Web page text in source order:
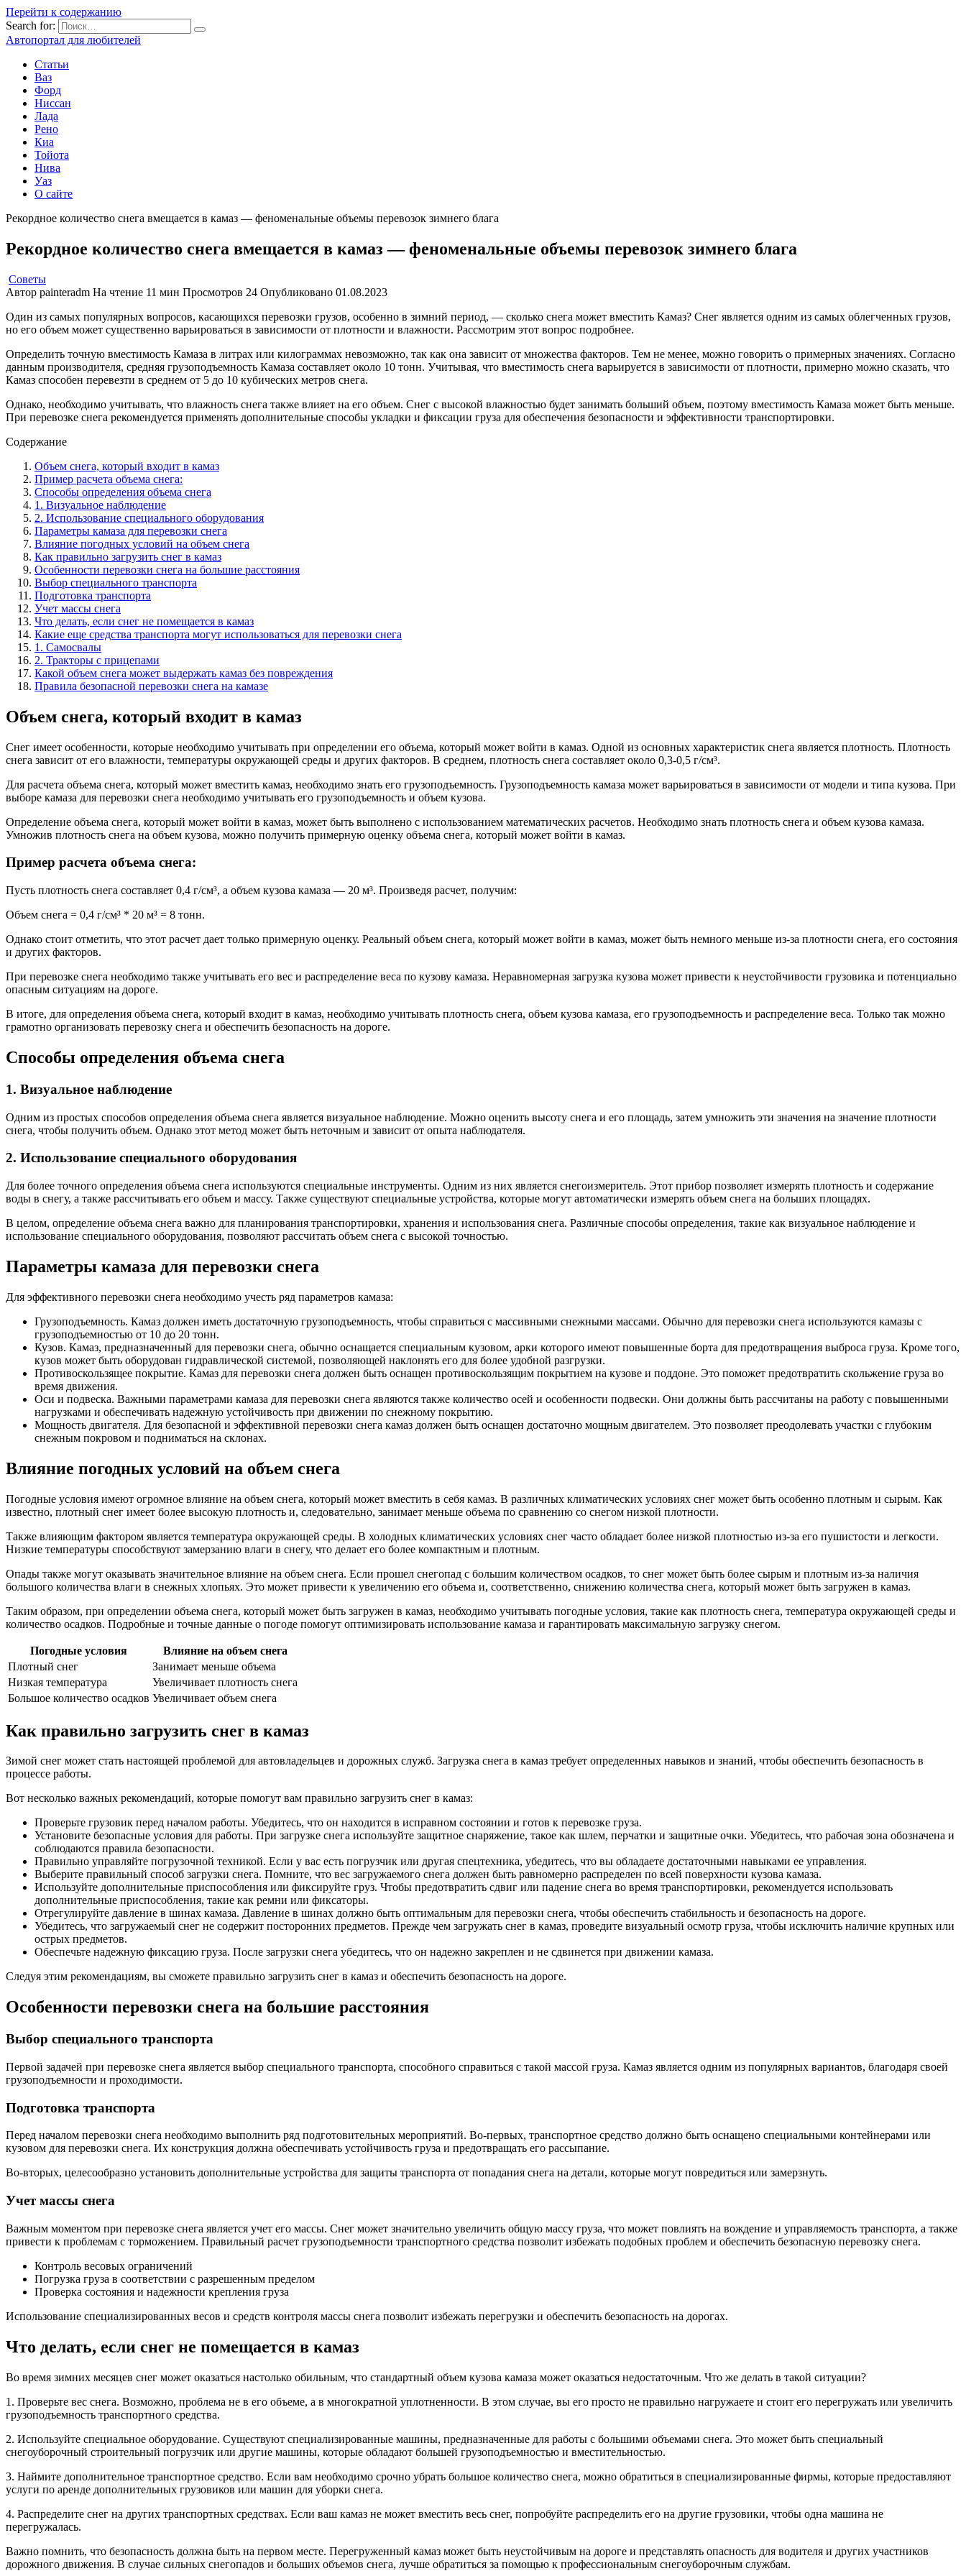
Перейти к содержанию
Search for:
Автопортал для любителей
Статьи
Ваз
Форд
Ниссан
Лада
Рено
Киа
Тойота
Нива
Уаз
О сайте
Рекордное количество снега вмещается в камаз — феноменальные объемы перевозок зимнего блага
Рекордное количество снега вмещается в камаз — феноменальные объемы перевозок зимнего блага
Советы
Автор painteradm На чтение 11 мин Просмотров 24 Опубликовано 01.08.2023
Один из самых популярных вопросов, касающихся перевозки грузов, особенно в зимний период, — сколько снега может вместить Камаз? Снег является одним из самых облегченных грузов,
но его объем может существенно варьироваться в зависимости от плотности и влажности. Рассмотрим этот вопрос подробнее.
Определить точную вместимость Камаза в литрах или килограммах невозможно, так как она зависит от множества факторов. Тем не менее, можно говорить о примерных значениях. Согласно
данным производителя, средняя грузоподъемность Камаза составляет около 10 тонн. Учитывая, что вместимость снега варьируется в зависимости от плотности, примерно можно сказать, что
Камаз способен перевезти в среднем от 5 до 10 кубических метров снега.
Однако, необходимо учитывать, что влажность снега также влияет на его объем. Снег с высокой влажностью будет занимать больший объем, поэтому вместимость Камаза может быть меньше.
При перевозке снега рекомендуется применять дополнительные способы укладки и фиксации груза для обеспечения безопасности и эффективности транспортировки.
Содержание
Объем снега, который входит в камаз
Пример расчета объема снега:
Способы определения объема снега
1. Визуальное наблюдение
2. Использование специального оборудования
Параметры камаза для перевозки снега
Влияние погодных условий на объем снега
Как правильно загрузить снег в камаз
Особенности перевозки снега на большие расстояния
Выбор специального транспорта
Подготовка транспорта
Учет массы снега
Что делать, если снег не помещается в камаз
Какие еще средства транспорта могут использоваться для перевозки снега
1. Самосвалы
2. Тракторы с прицепами
Какой объем снега может выдержать камаз без повреждения
Правила безопасной перевозки снега на камазе
Объем снега, который входит в камаз
Снег имеет особенности, которые необходимо учитывать при определении его объема, который может войти в камаз. Одной из основных характеристик снега является плотность. Плотность
снега зависит от его влажности, температуры окружающей среды и других факторов. В среднем, плотность снега составляет около 0,3-0,5 г/см³.
Для расчета объема снега, который может вместить камаз, необходимо знать его грузоподъемность. Грузоподъемность камаза может варьироваться в зависимости от модели и типа кузова. При
выборе камаза для перевозки снега необходимо учитывать его грузоподъемность и объем кузова.
Определение объема снега, который может войти в камаз, может быть выполнено с использованием математических расчетов. Необходимо знать плотность снега и объем кузова камаза.
Умножив плотность снега на объем кузова, можно получить примерную оценку объема снега, который может войти в камаз.
Пример расчета объема снега:
Пусть плотность снега составляет 0,4 г/см³, а объем кузова камаза — 20 м³. Произведя расчет, получим:
Объем снега = 0,4 г/см³ * 20 м³ = 8 тонн.
Однако стоит отметить, что этот расчет дает только примерную оценку. Реальный объем снега, который может войти в камаз, может быть немного меньше из-за плотности снега, его состояния
и других факторов.
При перевозке снега необходимо также учитывать его вес и распределение веса по кузову камаза. Неравномерная загрузка кузова может привести к неустойчивости грузовика и потенциально
опасным ситуациям на дороге.
В итоге, для определения объема снега, который входит в камаз, необходимо учитывать плотность снега, объем кузова камаза, его грузоподъемность и распределение веса. Только так можно
грамотно организовать перевозку снега и обеспечить безопасность на дороге.
Способы определения объема снега
1. Визуальное наблюдение
Одним из простых способов определения объема снега является визуальное наблюдение. Можно оценить высоту снега и его площадь, затем умножить эти значения на значение плотности
снега, чтобы получить объем. Однако этот метод может быть неточным и зависит от опыта наблюдателя.
2. Использование специального оборудования
Для более точного определения объема снега используются специальные инструменты. Одним из них является снегоизмеритель. Этот прибор позволяет измерять плотность и содержание
воды в снегу, а также рассчитывать его объем и массу. Также существуют специальные устройства, которые могут автоматически измерять объем снега на больших площадях.
В целом, определение объема снега важно для планирования транспортировки, хранения и использования снега. Различные способы определения, такие как визуальное наблюдение и
использование специального оборудования, позволяют рассчитать объем снега с высокой точностью.
Параметры камаза для перевозки снега
Для эффективного перевозки снега необходимо учесть ряд параметров камаза:
Грузоподъемность. Камаз должен иметь достаточную грузоподъемность, чтобы справиться с массивными снежными массами. Обычно для перевозки снега используются камазы с
грузоподъемностью от 10 до 20 тонн.
Кузов. Камаз, предназначенный для перевозки снега, обычно оснащается специальным кузовом, арки которого имеют повышенные борта для предотвращения выброса груза. Кроме того,
кузов может быть оборудован гидравлической системой, позволяющей наклонять его для более удобной разгрузки.
Противоскользящее покрытие. Камаз для перевозки снега должен быть оснащен противоскользящим покрытием на кузове и поддоне. Это поможет предотвратить скольжение груза во
время движения.
Оси и подвеска. Важными параметрами камаза для перевозки снега являются также количество осей и особенности подвески. Они должны быть рассчитаны на работу с повышенными
нагрузками и обеспечивать надежную устойчивость при движении по снежному покрытию.
Мощность двигателя. Для безопасной и эффективной перевозки снега камаз должен быть оснащен достаточно мощным двигателем. Это позволяет преодолевать участки с глубоким
снежным покровом и подниматься на склонах.
Влияние погодных условий на объем снега
Погодные условия имеют огромное влияние на объем снега, который может вместить в себя камаз. В различных климатических условиях снег может быть особенно плотным и сырым. Как
известно, плотный снег имеет более высокую плотность и, следовательно, занимает меньше объема по сравнению со снегом низкой плотности.
Также влияющим фактором является температура окружающей среды. В холодных климатических условиях снег часто обладает более низкой плотностью из-за его пушистости и легкости.
Низкие температуры способствуют замерзанию влаги в снегу, что делает его более компактным и плотным.
Опады также могут оказывать значительное влияние на объем снега. Если прошел снегопад с большим количеством осадков, то снег может быть более сырым и плотным из-за наличия
большого количества влаги в снежных хлопьях. Это может привести к увеличению его объема и, соответственно, снижению количества снега, который может быть загружен в камаз.
Таким образом, при определении объема снега, который может быть загружен в камаз, необходимо учитывать погодные условия, такие как плотность снега, температура окружающей среды и
количество осадков. Подробные и точные данные о погоде помогут оптимизировать использование камаза и гарантировать максимальную загрузку снегом.
Погодные условия
Влияние на объем снега
Плотный снег
Занимает меньше объема
Низкая температура
Увеличивает плотность снега
Большое количество осадков Увеличивает объем снега
Как правильно загрузить снег в камаз
Зимой снег может стать настоящей проблемой для автовладельцев и дорожных служб. Загрузка снега в камаз требует определенных навыков и знаний, чтобы обеспечить безопасность в
процессе работы.
Вот несколько важных рекомендаций, которые помогут вам правильно загрузить снег в камаз:
Проверьте грузовик перед началом работы. Убедитесь, что он находится в исправном состоянии и готов к перевозке груза.
Установите безопасные условия для работы. При загрузке снега используйте защитное снаряжение, такое как шлем, перчатки и защитные очки. Убедитесь, что рабочая зона обозначена и
соблюдаются правила безопасности.
Правильно управляйте погрузочной техникой. Если у вас есть погрузчик или другая спецтехника, убедитесь, что вы обладаете достаточными навыками ее управления.
Выберите правильный способ загрузки снега. Помните, что вес загружаемого снега должен быть равномерно распределен по всей поверхности кузова камаза.
Используйте дополнительные приспособления или фиксируйте груз. Чтобы предотвратить сдвиг или падение снега во время транспортировки, рекомендуется использовать
дополнительные приспособления, такие как ремни или фиксаторы.
Отрегулируйте давление в шинах камаза. Давление в шинах должно быть оптимальным для перевозки снега, чтобы обеспечить стабильность и безопасность на дороге.
Убедитесь, что загружаемый снег не содержит посторонних предметов. Прежде чем загружать снег в камаз, проведите визуальный осмотр груза, чтобы исключить наличие крупных или
острых предметов.
Обеспечьте надежную фиксацию груза. После загрузки снега убедитесь, что он надежно закреплен и не сдвинется при движении камаза.
Следуя этим рекомендациям, вы сможете правильно загрузить снег в камаз и обеспечить безопасность на дороге.
Особенности перевозки снега на большие расстояния
Выбор специального транспорта
Первой задачей при перевозке снега является выбор специального транспорта, способного справиться с такой массой груза. Камаз является одним из популярных вариантов, благодаря своей
грузоподъемности и проходимости.
Подготовка транспорта
Перед началом перевозки снега необходимо выполнить ряд подготовительных мероприятий. Во-первых, транспортное средство должно быть оснащено специальными контейнерами или
кузовом для перевозки снега. Их конструкция должна обеспечивать устойчивость груза и предотвращать его рассыпание.
Во-вторых, целесообразно установить дополнительные устройства для защиты транспорта от попадания снега на детали, которые могут повредиться или замерзнуть.
Учет массы снега
Важным моментом при перевозке снега является учет его массы. Снег может значительно увеличить общую массу груза, что может повлиять на вождение и управляемость транспорта, а также
привести к проблемам с торможением. Правильный расчет грузоподъемности транспортного средства позволит избежать подобных проблем и обеспечить безопасную перевозку снега.
Контроль весовых ограничений
Погрузка груза в соответствии с разрешенным пределом
Проверка состояния и надежности крепления груза
Использование специализированных весов и средств контроля массы снега позволит избежать перегрузки и обеспечить безопасность на дорогах.
Что делать, если снег не помещается в камаз
Во время зимних месяцев снег может оказаться настолько обильным, что стандартный объем кузова камаза может оказаться недостаточным. Что же делать в такой ситуации?
1. Проверьте вес снега. Возможно, проблема не в его объеме, а в многократной уплотненности. В этом случае, вы его просто не правильно нагружаете и стоит его перегружать или увеличить
грузоподъемность транспортного средства.
2. Используйте специальное оборудование. Существуют специализированные машины, предназначенные для работы с большими объемами снега. Это может быть специальный
снегоуборочный строительный погрузчик или другие машины, которые обладают большей грузоподъемностью и вместительностью.
3. Наймите дополнительное транспортное средство. Если вам необходимо срочно убрать большое количество снега, можно обратиться в специализированные фирмы, которые предоставляют
услуги по аренде дополнительных грузовиков или машин для уборки снега.
4. Распределите снег на других транспортных средствах. Если ваш камаз не может вместить весь снег, попробуйте распределить его на другие грузовики, чтобы одна машина не
перегружалась.
Важно помнить, что безопасность должна быть на первом месте. Перегруженный камаз может быть неустойчивым на дороге и представлять опасность для водителя и других участников
дорожного движения. В случае сильных снегопадов и больших объемов снега, лучше обратиться за помощью к профессиональным снегоуборочным службам.